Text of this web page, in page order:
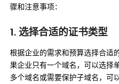
骤和注意事项：
1. 选择合适的证书类型
根据企业的需求和预算选择合适
果企业只有一个域名，可以选择
多个域名或需要保护子域名，可